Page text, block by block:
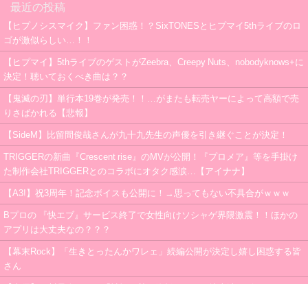
最近の投稿
【ヒプノシスマイク】ファン困惑！？SixTONESとヒプマイ5thライブのロ
ゴが激似らしい…！！
【ヒプマイ】5thライブのゲストがZeebra、Creepy Nuts、nobodyknows+に
決定！聴いておくべき曲は？？
【鬼滅の刃】単行本19巻が発売！！…がまたも転売ヤーによって高額で売
りさばかれる【悲報】
【SideM】比留間俊哉さんが九十九先生の声優を引き継ぐことが決定！
TRIGGERの新曲『Crescent rise』のMVが公開！『プロメア』等を手掛け
た制作会社TRIGGERとのコラボにオタク感涙…【アイナナ】
【A3!】祝3周年！記念ボイスも公開に！→思ってもない不具合がｗｗｗ
Bプロの 『快エブ』サービス終了で女性向けソシャゲ界隈激震！！ほかの
アプリは大丈夫なの？？？
【幕末Rock】「生きとったんかワレェ」続編公開が決定し嬉し困惑する皆
さん